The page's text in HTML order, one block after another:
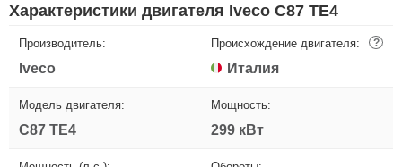
Характеристики двигателя Iveco C87 TE4
Производитель:
Iveco
Происхождение двигателя: ?
Италия
Модель двигателя:
C87 TE4
Мощность:
299 кВт